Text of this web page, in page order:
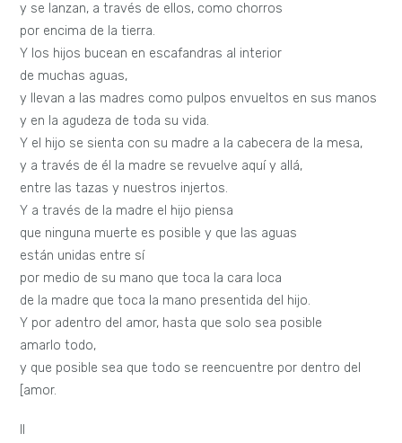
y se lanzan, a través de ellos, como chorros
por encima de la tierra.
Y los hijos bucean en escafandras al interior
de muchas aguas,
y llevan a las madres como pulpos envueltos en sus manos
y en la agudeza de toda su vida.
Y el hijo se sienta con su madre a la cabecera de la mesa,
y a través de él la madre se revuelve aquí y allá,
entre las tazas y nuestros injertos.
Y a través de la madre el hijo piensa
que ninguna muerte es posible y que las aguas
están unidas entre sí
por medio de su mano que toca la cara loca
de la madre que toca la mano presentida del hijo.
Y por adentro del amor, hasta que solo sea posible
amarlo todo,
y que posible sea que todo se reencuentre por dentro del
[amor.